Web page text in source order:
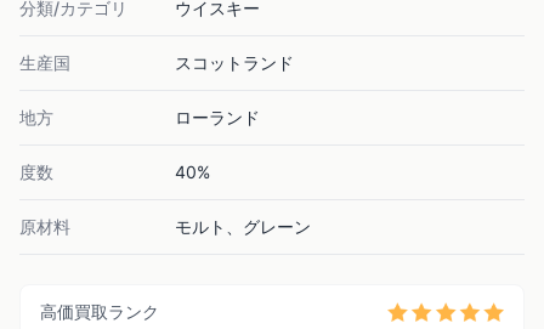
分類/カテゴリ ウイスキー
生産国 スコットランド
地方 ローランド
度数 40%
原材料 モルト、グレーン
高価買取ランク